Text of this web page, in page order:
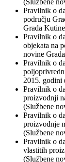
(Službene
Pravilnik o
području
Grada
Pravilnik o
objekata na
novine
Pravilnik o
2015. godini
Pravilnik o
proizvodnji
(Službene
Pravilnik o
proizvodnje
(Službene
Pravilnik o
vlastitih
(Službene